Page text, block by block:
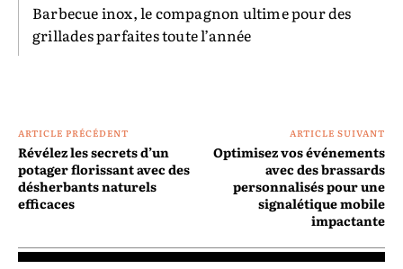
Barbecue inox, le compagnon ultime pour des
grillades parfaites toute l’année
ARTICLE PRÉCÉDENT
Révélez les secrets d’un
potager florissant avec des
désherbants naturels
efficaces
ARTICLE SUIVANT
Optimisez vos événements
avec des brassards
personnalisés pour une
signalétique mobile
impactante